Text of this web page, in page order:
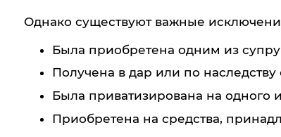
Однако существуют важные
Была приобретена одним из
Получена в дар или по
Была приватизирована на одного
Приобретена на средства,